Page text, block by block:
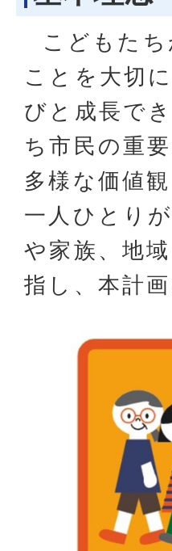
こどもたち
ことを大切
びと成長で
ち市民の重
多様な価値
一人ひとり
や家族、地
指し、本計